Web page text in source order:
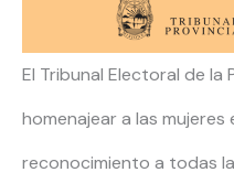
El Tribunal Electoral de la
homenajear a las
reconocimiento a todas